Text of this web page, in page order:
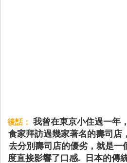
後話：
我曾在東京小住過一年
食家拜訪過幾家著名的壽司店
去分別壽司店的優劣，就是一
度直接影響了口感. 日本的傳